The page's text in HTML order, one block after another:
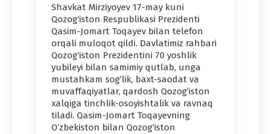
Shavkat Mirziyoyev 17-may kuni
Qozog‘iston Respublikasi Prezidenti
Qasim-Jomart Toqayev bilan telefon
orqali muloqot qildi. Davlatimiz rahbari
Qozog‘iston Prezidentini 70 yoshlik
yubileyi bilan samimiy qutlab, unga
mustahkam sog‘lik, baxt-saodat va
muvaffaqiyatlar, qardosh Qozog‘iston
xalqiga tinchlik-osoyishtalik va ravnaq
tiladi. Qasim-Jomart Toqayevning
O‘zbekiston bilan Qozog‘iston